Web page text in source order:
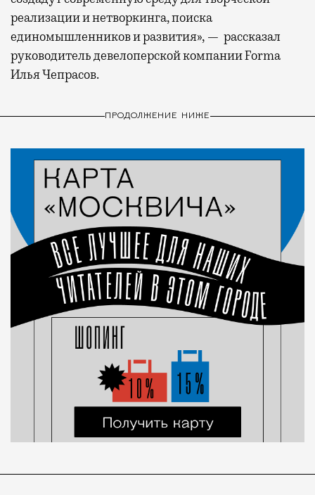
реализации и нетворкинга, поиска
единомышленников и развития», — рассказал
руководитель девелоперской компании Forma
Илья Чепрасов.
ПРОДОЛЖЕНИЕ НИЖЕ